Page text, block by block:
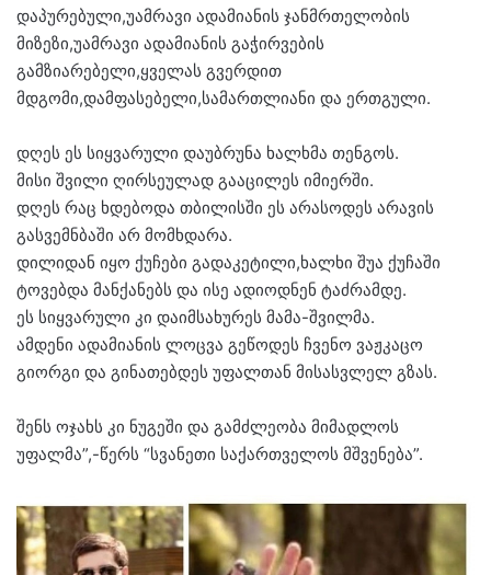
დაპურებული,უამრავი ადამიანის ჯანმრთელობის
მიზეზი,უამრავი ადამიანის გაჭირვების
გამზიარებელი,ყველას გვერდით
მდგომი,დამფასებელი,სამართლიანი და ერთგული.
დღეს ეს სიყვარული დაუბრუნა ხალხმა თენგოს.
მისი შვილი ღირსეულად გააცილეს იმიერში.
დღეს რაც ხდებოდა თბილისში ეს არასოდეს არავის
გასვემნბაში არ მომხდარა.
დილიდან იყო ქუჩები გადაკეტილი,ხალხი შუა ქუჩაში
ტოვებდა მანქანებს და ისე ადიოდნენ ტაძრამდე.
ეს სიყვარული კი დაიმსახურეს მამა-შვილმა.
ამდენი ადამიანის ლოცვა გეწოდეს ჩვენო ვაჟკაცო
გიორგი და გინათებდეს უფალთან მისასვლელ გზას.
შენს ოჯახს კი ნუგეში და გამძლეობა მიმადლოს
უფალმა”,-წერს “სვანეთი საქართველოს მშვენება”.